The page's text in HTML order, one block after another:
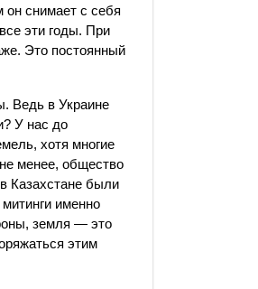
он снимает с себя
эти годы. При
Это постоянный
Ведь в Украине
У нас до
хотя многие
менее, общество
Казахстане были
именно
земля — это
этим